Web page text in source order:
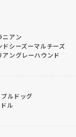
ニアン
ドシーズーマルチーズ
アングレーハウンド
ブルドッグ
ル